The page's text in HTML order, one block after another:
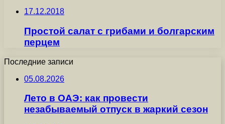
17.12.2018
Простой салат с грибами и болгарским
перцем
Последние записи
05.08.2026
Лето в ОАЭ: как провести
незабываемый отпуск в жаркий сезон